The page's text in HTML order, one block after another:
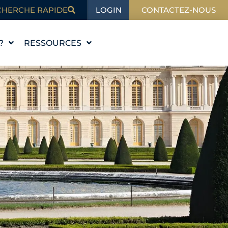
RAPIDE LOGIN CONTACTEZ-NOUS
RESSOURCES
L'ÉDUCATION
BLOG
DANS L'ACTUALITÉ